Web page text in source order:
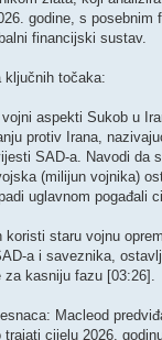
godine, s posebnim
financijski sustav.
ključnih točaka:
aspekti ​Sukob u
protiv Irana,
SAD-a. Navodi da
(milijun vojnika)
uglavnom pogađali
koristi staru vojnu
a i saveznika,
za kasniju fazu [03:26].
Macleod
cijelu 2026.